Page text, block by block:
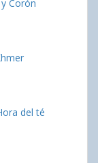
Corón
del té